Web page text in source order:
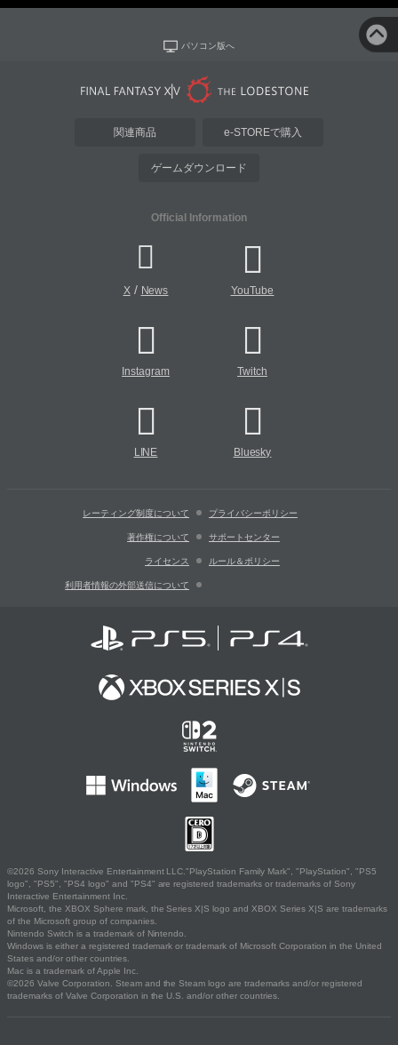
パソコン版へ
関連商品 e-STOREで購入
ゲームダウンロード
Official Information
X/ News YouTube
Instagram Twitch
LINE Bluesky
レーティング制度について プライバシーポリシー
著作権について サポートセンター
ライセンス ルール＆ポリシー
利用者情報の外部送信について
©2026 Sony Interactive Entertainment LLC."PlayStation Family Mark", "PlayStation", "PS5
logo", "PS5", "PS4 logo" and "PS4" are registered trademarks or trademarks of Sony
Interactive Entertainment Inc.
Microsoft, the XBOX Sphere mark, the Series X|S logo and XBOX Series X|S are trademarks
of the Microsoft group of companies.
Nintendo Switch is a trademark of Nintendo.
Windows is either a registered trademark or trademark of Microsoft Corporation in the United
States and/or other countries.
Mac is a trademark of Apple Inc.
©2026 Valve Corporation. Steam and the Steam logo are trademarks and/or registered
trademarks of Valve Corporation in the U.S. and/or other countries.